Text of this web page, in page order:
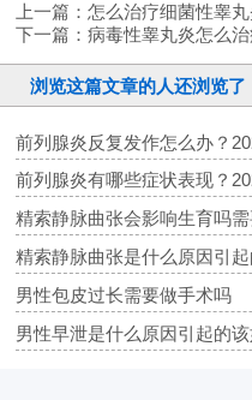
上一篇： 怎么治疗细菌性睾丸
下一篇： 病毒性睾丸炎怎么治
浏览这篇文章的人还浏览了
前列腺炎反复发作怎么办？
前列腺炎有哪些症状表现？
精索静脉曲张会影响生育吗
精索静脉曲张是什么原因引
男性包皮过长需要做手术吗
男性早泄是什么原因引起的